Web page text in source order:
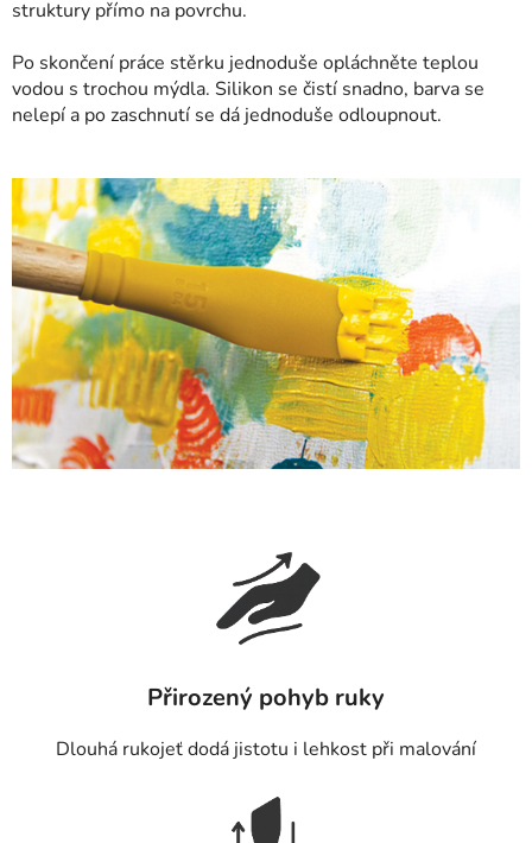
struktury přímo na povrchu.
Po skončení práce stěrku jednoduše opláchněte teplou
vodou s trochou mýdla. Silikon se čistí snadno, barva se
nelepí a po zaschnutí se dá jednoduše odloupnout.
Přirozený pohyb ruky
Dlouhá rukojeť dodá jistotu i lehkost při malování